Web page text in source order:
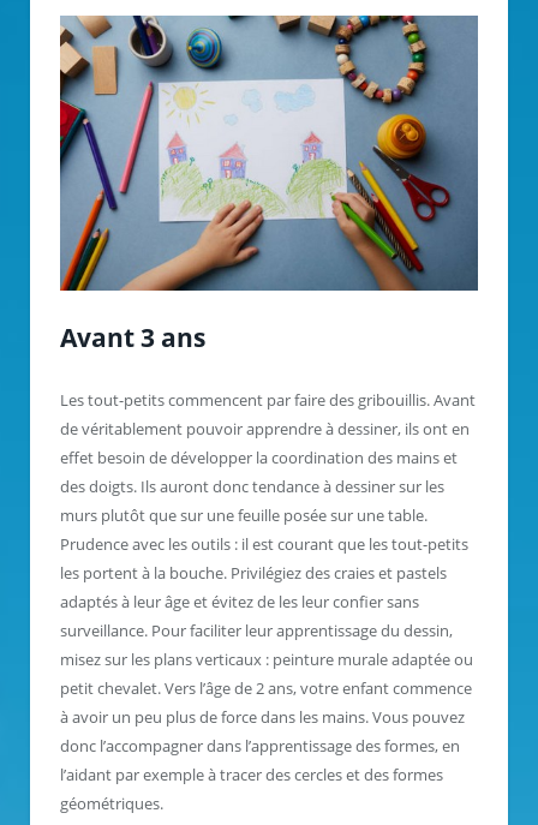
Avant 3 ans
Les tout-petits commencent par faire des gribouillis. Avant
de véritablement pouvoir apprendre à dessiner, ils ont en
effet besoin de développer la coordination des mains et
des doigts. Ils auront donc tendance à dessiner sur les
murs plutôt que sur une feuille posée sur une table.
Prudence avec les outils : il est courant que les tout-petits
les portent à la bouche. Privilégiez des craies et pastels
adaptés à leur âge et évitez de les leur confier sans
surveillance. Pour faciliter leur apprentissage du dessin,
misez sur les plans verticaux : peinture murale adaptée ou
petit chevalet. Vers l’âge de 2 ans, votre enfant commence
à avoir un peu plus de force dans les mains. Vous pouvez
donc l’accompagner dans l’apprentissage des formes, en
l’aidant par exemple à tracer des cercles et des formes
géométriques.